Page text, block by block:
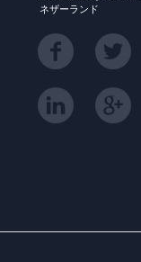
ネザーランド